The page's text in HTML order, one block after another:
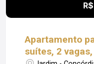
Apartamento
suítes, 2